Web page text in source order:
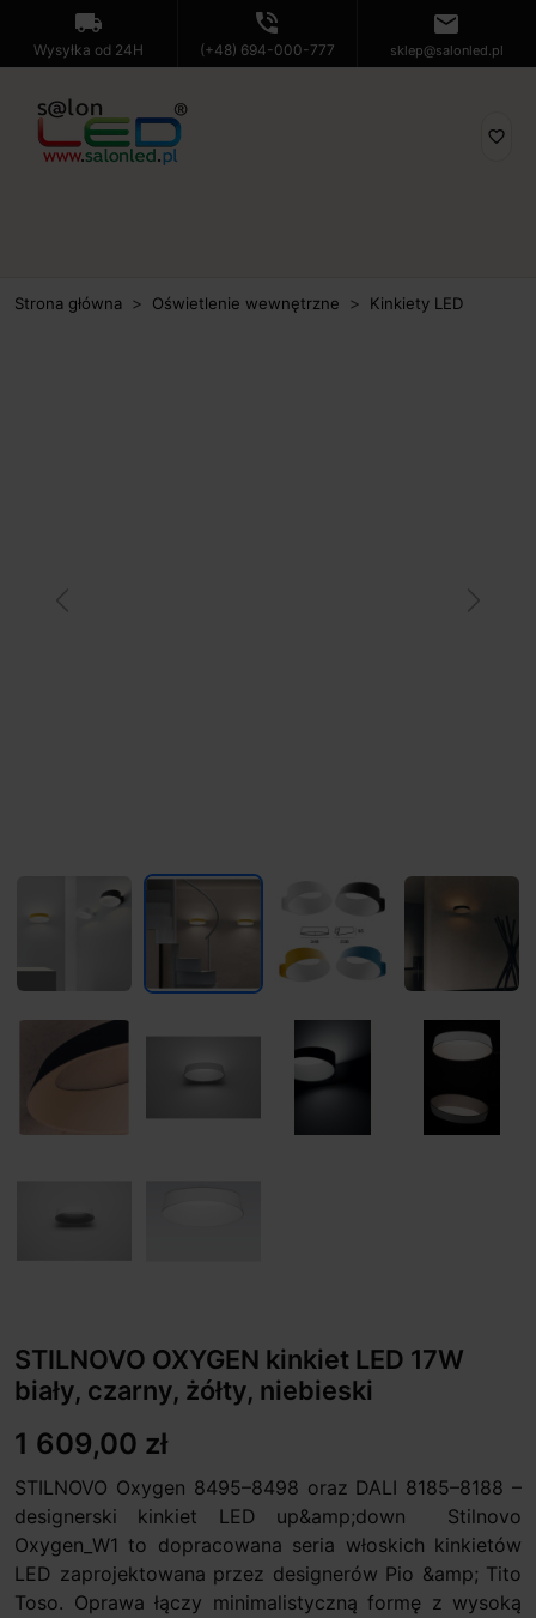
local_shipping
Wysyłka od 24H
phone_in_talk
(+48) 694-000-777
mail
sklep@salonled.pl
favorite_border
Strona główna Oświetlenie wewnętrzne Kinkiety LED
STILNOVO OXYGEN kinkiet LED 17W
biały, czarny, żółty, niebieski
1 609,00 zł
STILNOVO Oxygen 8495–8498 oraz DALI 8185–8188 –
designerski kinkiet LED up&amp;down Stilnovo
Oxygen_W1 to dopracowana seria włoskich kinkietów
LED zaprojektowana przez designerów Pio &amp; Tito
Toso. Oprawa łączy minimalistyczną formę z wysoką